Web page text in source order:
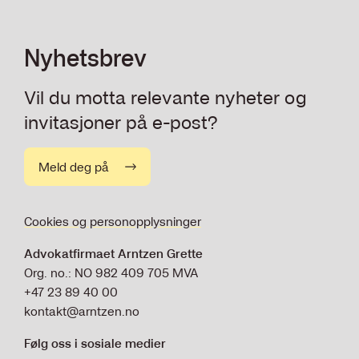
Nyhetsbrev
Vil du motta relevante nyheter og
invitasjoner på e-post?
Meld deg på
Cookies og personopplysninger
Advokatfirmaet Arntzen Grette
Org. no.: NO 982 409 705 MVA
+47 23 89 40 00
kontakt@arntzen.no
Følg oss i sosiale medier